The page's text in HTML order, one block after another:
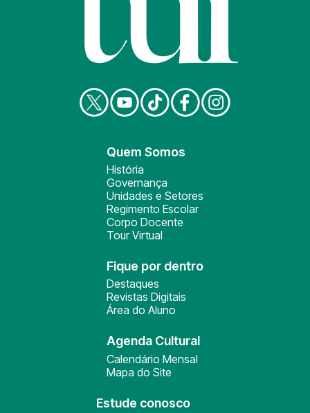
Quem Somos
História
Governança
Unidades e Setores
Regimento Escolar
Corpo Docente
Tour Virtual
Fique por dentro
Destaques
Revistas Digitais
Área do Aluno
Agenda Cultural
Calendário Mensal
Mapa do Site
Estude conosco